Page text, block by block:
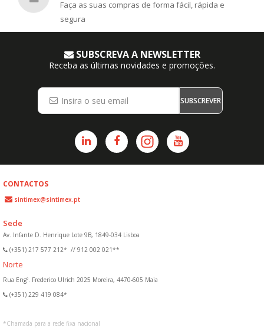
Faça as suas compras de forma fácil, rápida e
segura
SUBSCREVA A NEWSLETTER
Receba as últimas novidades e promoções.
SUBSCREVER
CONTACTOS
sintimex@sintimex.pt
Sede
Av. Infante D. Henrique Lote 9B, 1849-034 Lisboa
(+351) 217 577 212* // 912 002 021**
Norte
Rua Engº. Frederico Ulrich 2025 Moreira, 4470-605 Maia
(+351) 229 419 084*
*Chamada para a rede fixa nacional